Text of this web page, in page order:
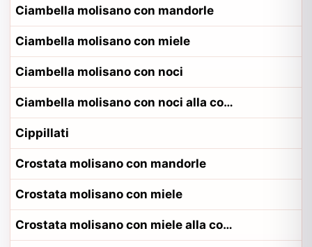
Ciambella molisano con mandorle
Ciambella molisano con miele
Ciambella molisano con noci
Ciambella molisano con noci alla contadina matese
Cippillati
Crostata molisano con mandorle
Crostata molisano con miele
Crostata molisano con miele alla contadina campobassano